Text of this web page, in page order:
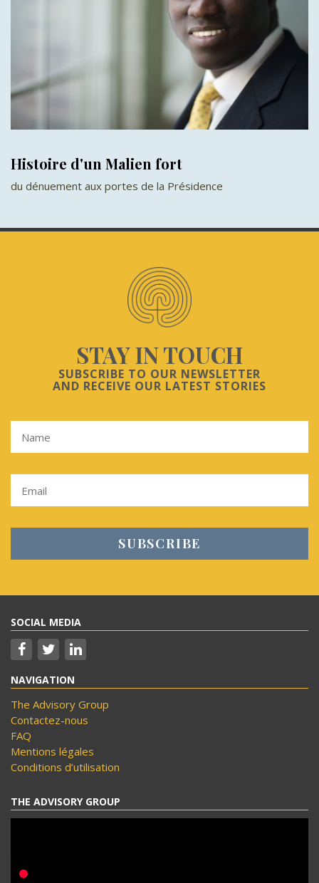
Histoire d'un Malien fort
du dénuement aux portes de la Présidence
STAY IN TOUCH
SUBSCRIBE TO OUR NEWSLETTER
AND RECEIVE OUR LATEST STORIES
SOCIAL MEDIA
NAVIGATION
The Advisory Group
Contactez-nous
FAQ
Mentions légales
Conditions d’utilisation
THE ADVISORY GROUP